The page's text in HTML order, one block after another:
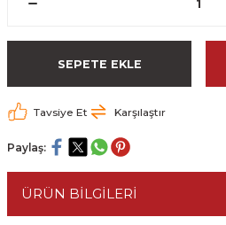
SEPETE EKLE
Tavsiye Et Karşılaştır
Paylaş:
ÜRÜN BİLGİLERİ